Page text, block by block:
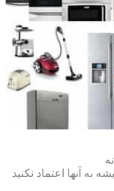
آنها اعتماد نکنید